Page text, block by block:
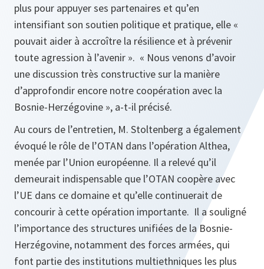
plus pour appuyer ses partenaires et qu’en
intensifiant son soutien politique et pratique, elle «
pouvait aider à accroître la résilience et à prévenir
toute agression à l’avenir ». « Nous venons d’avoir
une discussion très constructive sur la manière
d’approfondir encore notre coopération avec la
Bosnie-Herzégovine », a-t-il précisé.
Au cours de l’entretien, M. Stoltenberg a également
évoqué le rôle de l’OTAN dans l’opération Althea,
menée par l’Union européenne. Il a relevé qu’il
demeurait indispensable que l’OTAN coopère avec
l’UE dans ce domaine et qu’elle continuerait de
concourir à cette opération importante. Il a souligné
l’importance des structures unifiées de la Bosnie-
Herzégovine, notamment des forces armées, qui
font partie des institutions multiethniques les plus